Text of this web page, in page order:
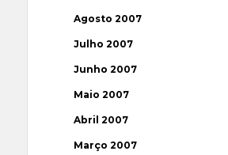
Agosto 2007
Julho 2007
Junho 2007
Maio 2007
Abril 2007
Março 2007